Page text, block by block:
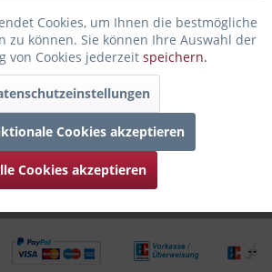
schreiben und diskutieren... mehr
Hersteller sind verfübar......
Cookies, um Ihnen die bestmögliche
zu können. Sie können Ihre Auswahl der
von Cookies jederzeit speichern.
Cookies akzeptieren
Cookies akzeptieren